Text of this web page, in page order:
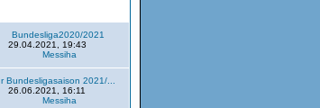
Bundesliga2020/2021
29.04.2021, 19:43
Messiha
r Bundesligasaison 2021/...
26.06.2021, 16:11
Messiha